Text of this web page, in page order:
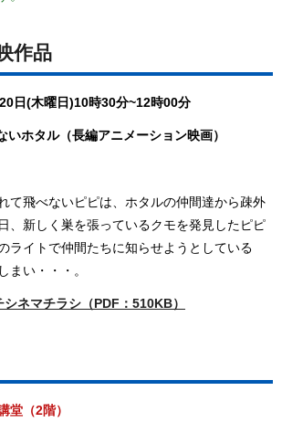
作品
日(木曜日)10時30分~12時00分
ホタル（長編アニメーション映画）
て飛べないピピは、ホタルの仲間達から疎外
、新しく巣を張っているクモを発見したピピ
ライトで仲間たちに知らせようとしている
まい・・・。
ネマチラシ（PDF：510KB）
堂（2階）